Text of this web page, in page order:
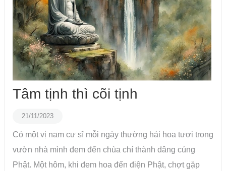
Tâm tịnh thì cõi tịnh
21/11/2023
Có một vị nam cư sĩ mỗi ngày thường hái hoa tươi trong
vườn nhà mình đem đến chùa chí thành dâng cúng
Phật. Một hôm, khi đem hoa đến điện Phật, chợt gặp